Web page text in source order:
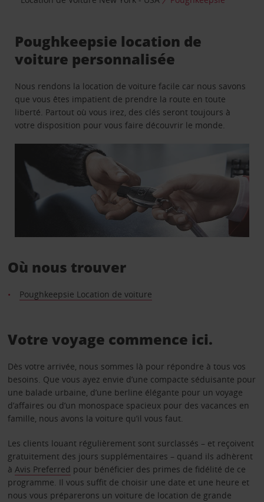
Poughkeepsie location de
voiture personnalisée
Nous rendons la location de voiture facile car nous savons
que vous êtes impatient de prendre la route en toute
liberté. Partout où vous irez, des clés seront toujours à
votre disposition pour vous faire découvrir le monde.
Où nous trouver
Poughkeepsie Location de voiture
Votre voyage commence ici.
Dès votre arrivée, nous sommes là pour répondre à tous vos
besoins. Que vous ayez envie d’une compacte séduisante pour
une balade urbaine, d’une berline élégante pour un voyage
d’affaires ou d’un monospace spacieux pour des vacances en
famille, nous avons la voiture qu’il vous faut.
Les clients louant régulièrement sont surclassés – et reçoivent
gratuitement des jours supplémentaires – quand ils adhèrent
à Avis Preferred pour bénéficier des primes de fidélité de ce
programme. Il vous suffit de choisir une date et une heure et
nous vous préparerons un voiture de location de grande